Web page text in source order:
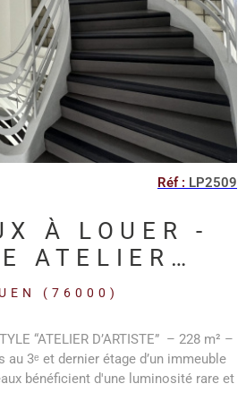
Réf : LP2509
À LOUER -
ATELIER
- ROUEN
(76000)
“ATELIER D’ARTISTE” – 228 m² –
au 3ᵉ et dernier étage d’un immeuble
bénéficient d'une luminosité rare et